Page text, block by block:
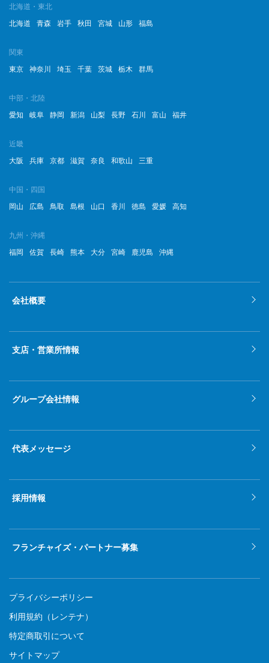
北海道・東北
北海道
青森 岩手 秋田 宮城 山形 福島
関東
東京
神奈川 埼玉 千葉 茨城 栃木 群馬
中部・北陸
愛知
岐阜 静岡 新潟 山梨 長野 石川 富山 福井
近畿
大阪
兵庫 京都 滋賀 奈良 和歌山 三重
中国・四国
岡山
広島 鳥取 島根 山口 香川 徳島 愛媛 高知
九州・沖縄
福岡
佐賀 長崎 熊本 大分 宮崎 鹿児島 沖縄
会社概要
支店・営業所情報
グループ会社情報
代表メッセージ
採用情報
フランチャイズ・パートナー募集
プライバシーポリシー
利用規約（レンテナ）
特定商取引について
サイトマップ